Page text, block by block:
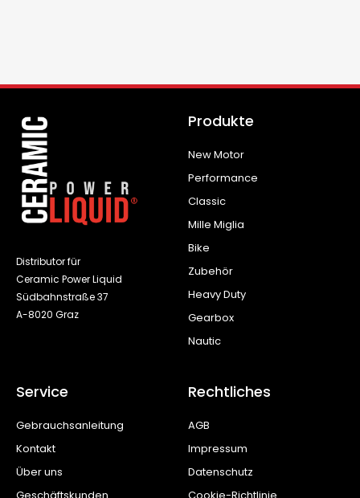
Distributor für
Ceramic Power Liquid
Südbahnstraße 37
A-8020 Graz
Produkte
New Motor
Performance
Classic
Mille Miglia
Bike
Zubehör
Heavy Duty
Gearbox
Nautic
Service
Gebrauchsanleitung
Kontakt
Über uns
Rechtliches
AGB
Impressum
Datenschutz